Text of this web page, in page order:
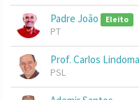
Padre João Eleito
PT
Prof. Carlos
PSL